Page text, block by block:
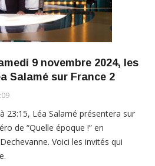
9 novembre 2024, les
Salamé sur France 2
23:15, Léa Salamé présentera sur
de “Quelle époque !” en
Voici les invités qui